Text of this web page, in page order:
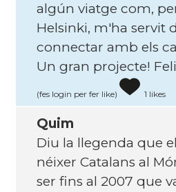
algún viatge com,
Helsinki, m'ha servit
connectar amb els
Un gran projecte!
(fes login per fer like) 1 likes
Quim
Diu la llegenda que
néixer Catalans al
ser fins al 2007 que